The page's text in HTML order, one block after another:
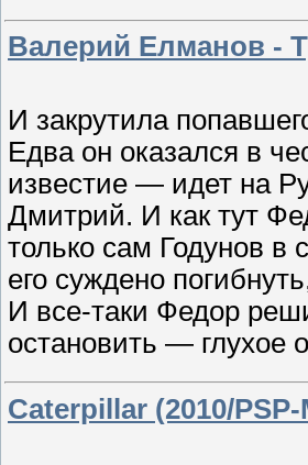
Валерий Елманов -
И закрутила
Едва он оказался в
известие — идет на
Дмитрий. И как тут
только сам Годунов в
его суждено
И все-таки Федор
остановить —
Caterpillar (2010/